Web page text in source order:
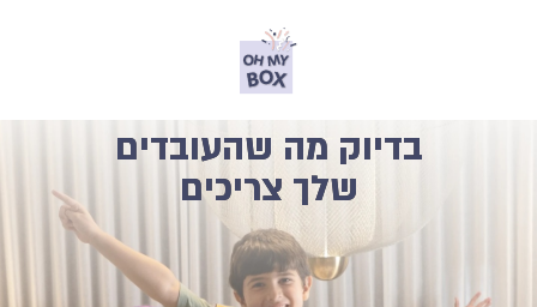
בדיוק מה שהעובדים
שלך צריכים